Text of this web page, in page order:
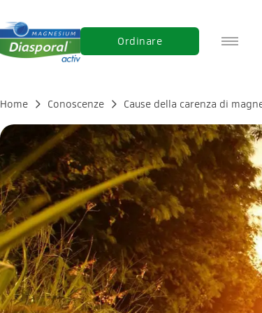
EN
Ordinare
Home Conoscenze Cause della carenza di